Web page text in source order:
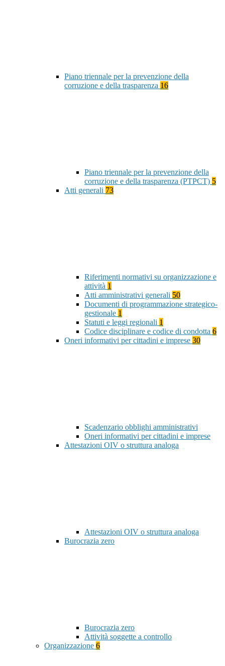
Piano triennale per la prevenzione della
corruzione e della trasparenza 16
Piano triennale per la prevenzione della
corruzione e della trasparenza (PTPCT) 5
Atti generali 73
Riferimenti normativi su organizzazione e
attività 1
Atti amministrativi generali 50
Documenti di programmazione strategico-
gestionale 1
Statuti e leggi regionali 1
Codice disciplinare e codice di condotta 6
Oneri informativi per cittadini e imprese 30
Scadenzario obblighi amministrativi
Oneri informativi per cittadini e imprese
Attestazioni OIV o struttura analoga
Attestazioni OIV o struttura analoga
Burocrazia zero
Burocrazia zero
Attività soggette a controllo
Organizzazione 6